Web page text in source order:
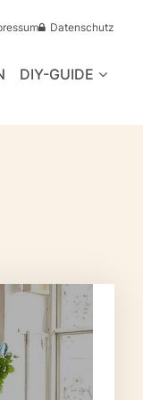
Datenschutz
DIY-GUIDE